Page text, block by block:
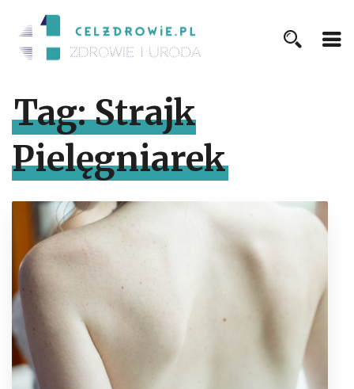
Tag:Strajk
Pielęgniarek